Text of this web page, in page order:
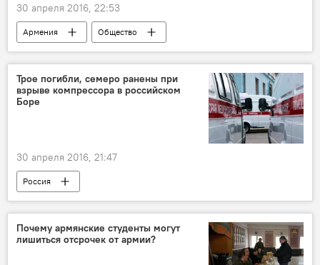
30 апреля 2016, 22:53
Армения Общество
Трое погибли, семеро ранены при
взрыве компрессора в российском
Боре
30 апреля 2016, 21:47
Россия
Почему армянские студенты могут
лишиться отсрочек от армии?